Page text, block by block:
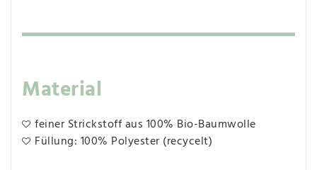
Material
feiner Strickstoff aus 100% Bio-Baumwolle
Füllung: 100% Polyester (recycelt)